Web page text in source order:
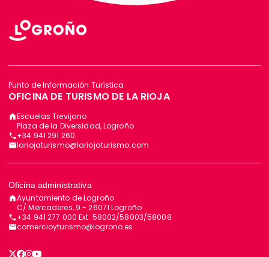
Punto de Información Turística
OFICINA DE TURISMO DE LA RIOJA
Escuelas Trevijano
Plaza de la Diversidad, Logroño
+34 941 291 260
lariojaturismo@lariojaturismo.com
Oficina administrativa
Ayuntamiento de Logroño
C/ Mercaderes, 9 - 26071 Logroño
+34 941 277 000 Ext. 58002/58003/58008
comercioyturismo@logrono.es